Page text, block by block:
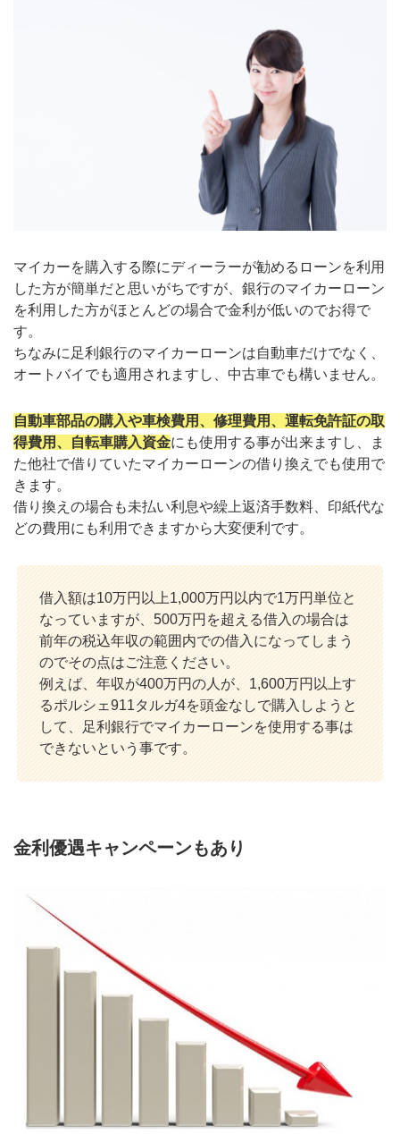
マイカーを購入する際にディーラーが勧めるローンを利用
した方が簡単だと思いがちですが、銀行のマイカーローン
を利用した方がほとんどの場合で金利が低いのでお得で
す。
ちなみに足利銀行のマイカーローンは自動車だけでなく、
オートバイでも適用されますし、中古車でも構いません。
自動車部品の購入や車検費用、修理費用、運転免許証の取
得費用、自転車購入資金にも使用する事が出来ますし、ま
た他社で借りていたマイカーローンの借り換えでも使用で
きます。
借り換えの場合も未払い利息や繰上返済手数料、印紙代な
どの費用にも利用できますから大変便利です。
借入額は10万円以上1,000万円以内で1万円単位と
なっていますが、500万円を超える借入の場合は
前年の税込年収の範囲内での借入になってしまう
のでその点はご注意ください。
例えば、年収が400万円の人が、1,600万円以上す
るポルシェ911タルガ4を頭金なしで購入しようと
して、足利銀行でマイカーローンを使用する事は
できないという事です。
金利優遇キャンペーンもあり